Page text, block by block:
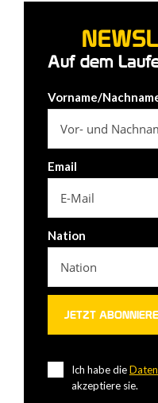
Auf dem
Vorname/
Email
Nation
Ich habe die
akzeptiere sie.